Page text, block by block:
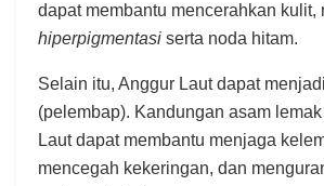
dapat membantu mencerahkan kulit,
hiperpigmentasi serta noda hitam.
Selain itu, Anggur Laut dapat
(pelembap). Kandungan asam
Laut dapat membantu menjaga
mencegah kekeringan, dan